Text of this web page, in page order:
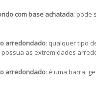
com base achatada: pode
arredondado: qualquer tipo
as extremidades
arredondado: é uma barra,